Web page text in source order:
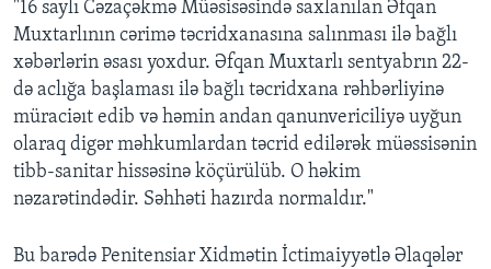
"16 saylı Cəzaçəkmə Müəsisəsində saxlanılan Əfqan
Muxtarlının cərimə təcridxanasına salınması ilə bağlı
xəbərlərin əsası yoxdur. Əfqan Muxtarlı sentyabrın 22-
də aclığa başlaması ilə bağlı təcridxana rəhbərliyinə
müraciəıt edib və həmin andan qanunvericiliyə uyğun
olaraq digər məhkumlardan təcrid edilərək müəssisənin
tibb-sanitar hissəsinə köçürülüb. O həkim
nəzarətindədir. Səhhəti hazırda normaldır."
Bu barədə Penitensiar Xidmətin İctimaiyyətlə Əlaqələr